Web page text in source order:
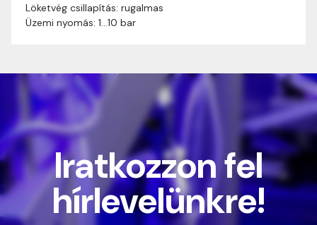
Löketvég csillapítás: rugalmas
Üzemi nyomás: 1…10 bar
Iratkozzon fel
hírlevelünkre!